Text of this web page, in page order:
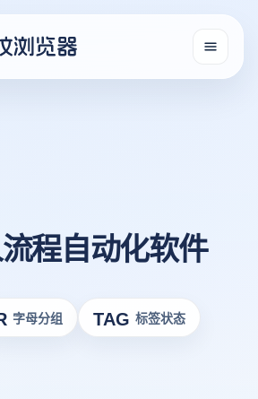
程自动化软件
字母分组 TAG 标签状态